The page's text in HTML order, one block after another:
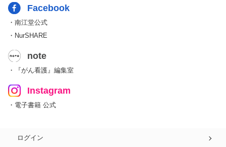
Facebook
・南江堂公式
・NurSHARE
note
・『がん看護』編集室
Instagram
・電子書籍 公式
ログイン